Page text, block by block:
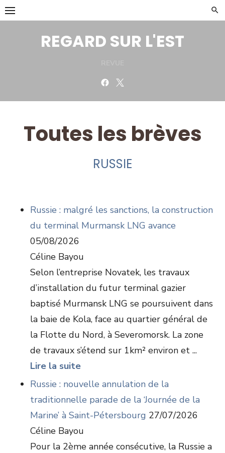
Skip
to
REGARD SUR L'EST
Facebook
Toutes les brèves
RUSSIE
Russie : malgré les sanctions, la construction
du terminal Murmansk LNG avance
05/08/2026
Céline Bayou
Selon l’entreprise Novatek, les travaux
d’installation du futur terminal gazier
baptisé Murmansk LNG se poursuivent dans
la baie de Kola, face au quartier général de
la Flotte du Nord, à Severomorsk. La zone
de travaux s’étend sur 1km² environ et ...
Lire la suite
Russie : nouvelle annulation de la
traditionnelle parade de la ‘Journée de la
Marine’ à Saint-Pétersbourg 27/07/2026
Céline Bayou
Pour la 2ème année consécutive, la Russie a